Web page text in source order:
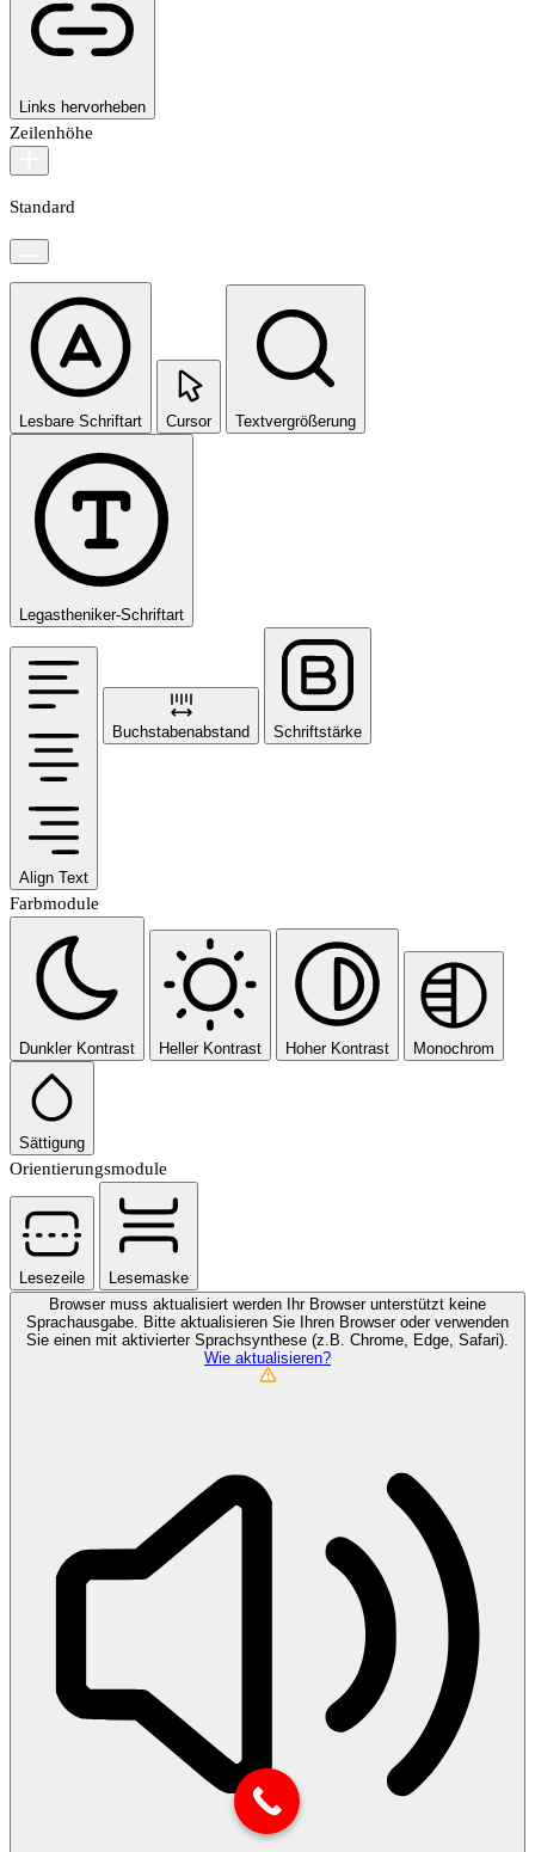
Links hervorheben
Zeilenhöhe
Standard
Lesbare Schriftart Cursor Textvergrößerung
Legastheniker-Schriftart
Align Text
Buchstabenabstand Schriftstärke
Farbmodule
Dunkler Kontrast Heller Kontrast Hoher Kontrast Monochrom
Sättigung
Orientierungsmodule
Lesezeile
Lesemaske
Browser muss aktualisiert werden
Ihr Browser unterstützt keine
Sprachausgabe. Bitte aktualisieren Sie Ihren Browser oder verwenden
Sie einen mit aktivierter Sprachsynthese (z.B. Chrome, Edge, Safari).
Wie aktualisieren?